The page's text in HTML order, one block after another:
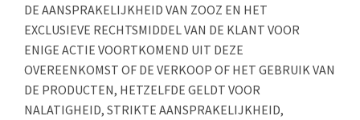
DE AANSPRAKELIJKHEID VAN ZOOZ EN HET
EXCLUSIEVE RECHTSMIDDEL VAN DE KLANT VOOR
ENIGE ACTIE VOORTKOMEND UIT DEZE
OVEREENKOMST OF DE VERKOOP OF HET GEBRUIK VAN
DE PRODUCTEN, HETZELFDE GELDT VOOR
NALATIGHEID, STRIKTE AANSPRAKELIJKHEID,